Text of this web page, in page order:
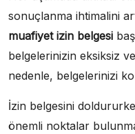
sonuçlanma ihtimalini
muafiyet izin belgesi
belgelerinizin eksiksiz
nedenle, belgelerinizi
İzin belgesini
önemli noktalar